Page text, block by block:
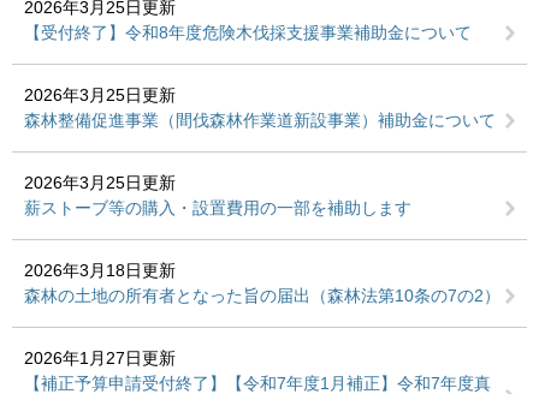
2026年3月25日更新
【受付終了】令和8年度危険木伐採支援事業補助金について
2026年3月25日更新
森林整備促進事業（間伐森林作業道新設事業）補助金について
2026年3月25日更新
薪ストーブ等の購入・設置費用の一部を補助します
2026年3月18日更新
森林の土地の所有者となった旨の届出（森林法第10条の7の2）
2026年1月27日更新
【補正予算申請受付終了】【令和7年度1月補正】令和7年度真